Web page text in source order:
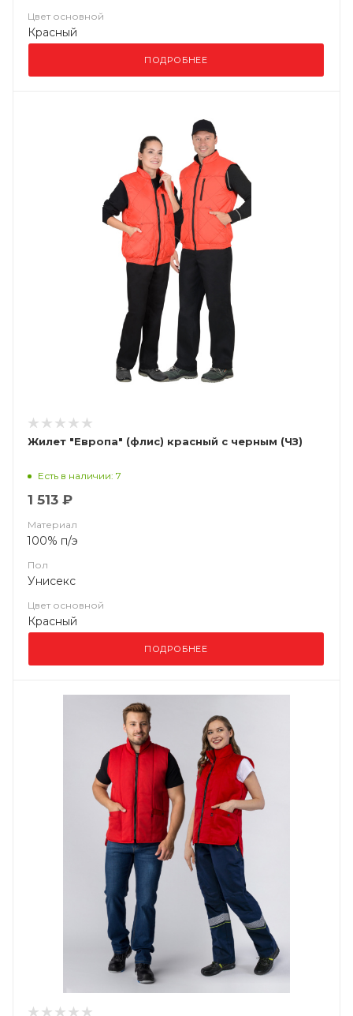
Цвет основной
Красный
ПОДРОБНЕЕ
Жилет "Европа" (флис) красный с черным (ЧЗ)
Есть в наличии: 7
1 513 ₽
Материал
100% п/э
Пол
Унисекс
Цвет основной
Красный
ПОДРОБНЕЕ